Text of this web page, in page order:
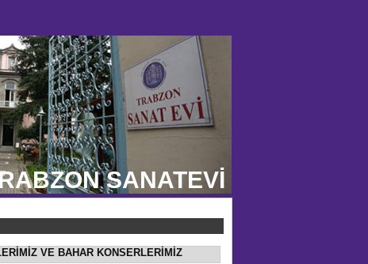
SANATEVİ
VE BAHAR KONSERLERİMİZ